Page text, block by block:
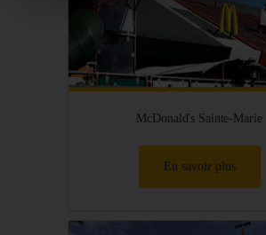
McDonald's Sainte-Marie
En savoir plus